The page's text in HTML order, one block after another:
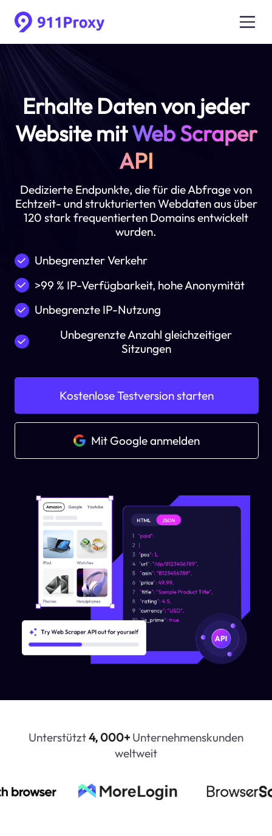
Erhalte Daten von jeder
Website mitWeb Scraper
API
Dedizierte Endpunkte, die für die Abfrage von
Echtzeit- und strukturierten Webdaten aus über
120 stark frequentierten Domains entwickelt
wurden.
Unbegrenzter Verkehr
>99 % IP-Verfügbarkeit, hohe Anonymität
Unbegrenzte IP-Nutzung
Unbegrenzte Anzahl gleichzeitiger
Sitzungen
Kostenlose Testversion starten
Mit Google anmelden
Unterstützt4, 000+ Unternehmenskunden
weltweit